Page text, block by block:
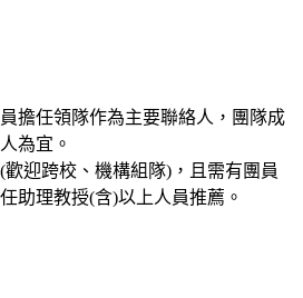
擔任領隊作為主要聯絡人，團隊成
為宜。
迎跨校、機構組隊)，且需有團員
助理教授(含)以上人員推薦。